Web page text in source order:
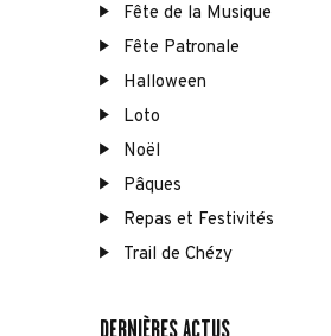
Fête de la Musique
Fête Patronale
Halloween
Loto
Noël
Pâques
Repas et Festivités
Trail de Chézy
DERNIÈRES ACTUS